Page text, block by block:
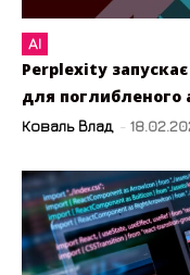
AI
Perplexity
для поглибленого
Коваль Влад -